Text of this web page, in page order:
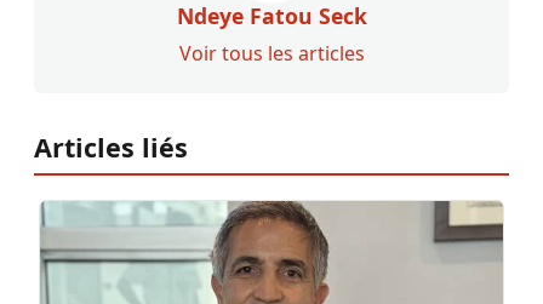
Ndeye Fatou Seck
Voir tous les articles
Articles liés